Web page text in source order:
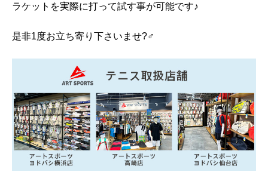
ラケットを実際に打って試す事が可能です♪
是非1度お立ち寄り下さいませ?‍♂️⁡